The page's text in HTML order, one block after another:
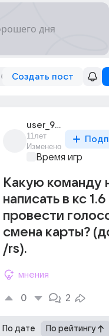
Создать пост
user_93837516
11лет
Изменено
Время игр
Какую команду
написать в кс
провести
смена карты?
/rs).
мнения
0 2
По дате По рейтингу